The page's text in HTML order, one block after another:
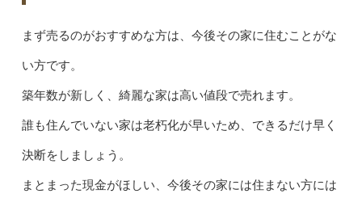
まず売るのがおすすめな方は、今後その家に住むことがな
い方です。
築年数が新しく、綺麗な家は高い値段で売れます。
誰も住んでいない家は老朽化が早いため、できるだけ早く
決断をしましょう。
まとまった現金がほしい、今後その家には住まない方には